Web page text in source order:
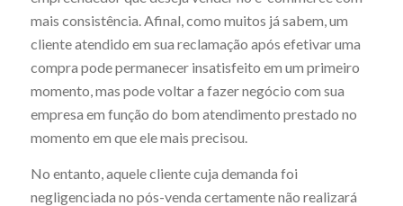
mais consistência. Afinal, como muitos já sabem, um
cliente atendido em sua reclamação após efetivar uma
compra pode permanecer insatisfeito em um primeiro
momento, mas pode voltar a fazer negócio com sua
empresa em função do bom atendimento prestado no
momento em que ele mais precisou.
No entanto, aquele cliente cuja demanda foi
negligenciada no pós-venda certamente não realizará